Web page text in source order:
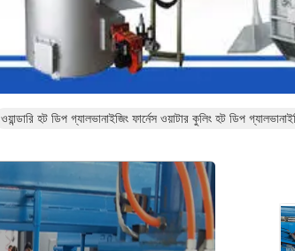
ওয়ান্ডারি হট ডিপ গ্যালভানাইজিং ফার্নেস ওয়াটার কুলিং হট ডিপ